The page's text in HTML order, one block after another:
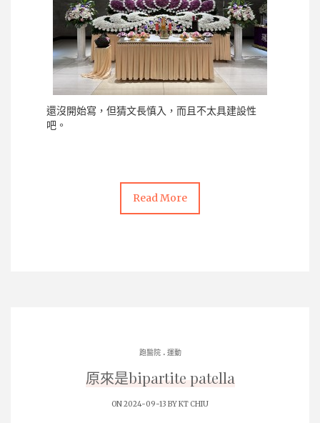
還沒開始寫，但猜文長慎入，而且不太具建設性
吧。
Read More
跑醫院. 運動
原來是bipartite patella
ON 2024-09-13 BYKT CHIU